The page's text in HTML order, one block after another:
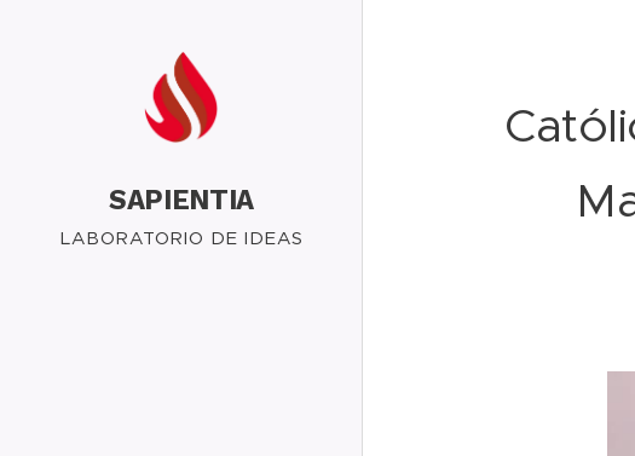
SAPIENTIA
LABORATORIO DE IDEAS